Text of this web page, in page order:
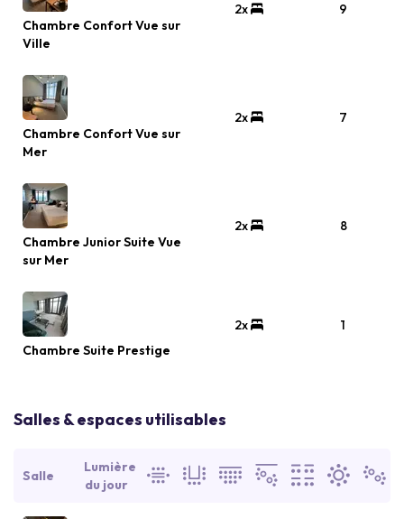
Chambre Confort Vue sur
Ville
2x 9
Chambre Confort Vue sur
Mer
2x 7
Chambre Junior Suite Vue
sur Mer
2x 8
Chambre Suite Prestige
2x 1
Salles & espaces utilisables
Salle
Lumière
du jour